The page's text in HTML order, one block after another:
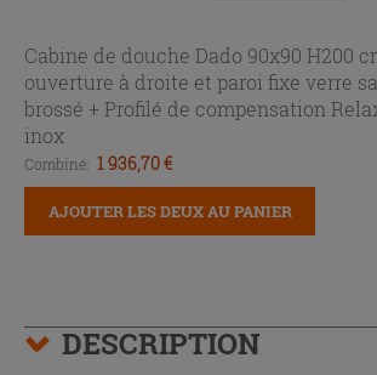
Cabine de douche Dado 90x90 H200
ouverture à droite et paroi fixe verre
brossé + Profilé de compensation
inox
Combiné: 1 936,70 €
AJOUTER LES DEUX AU PANIER
DESCRIPTION